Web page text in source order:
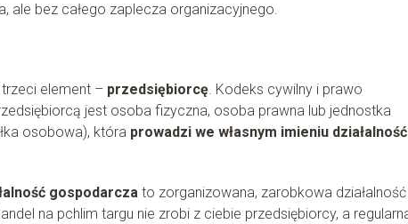
ale bez całego zaplecza organizacyjnego.
element – przedsiębiorcę. Kodeks cywilny i prawo
jest osoba fizyczna, osoba prawna lub jednostka
osobowa), która prowadzi we własnym imieniu działalność
gospodarcza to zorganizowana, zarobkowa działalność
na pchlim targu nie zrobi z ciebie przedsiębiorcy, a